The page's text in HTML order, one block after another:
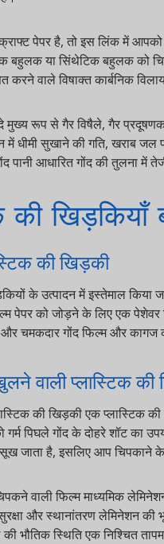
पेपर है, तो इस लिंक में आपको
या सिंथेटिक बहुलक को
वाले विषाक्त कार्बनिक
रूप से गैर विषैले, गैर
सुखाने की गति, खराब जल
आधारित गोंद की तुलना में
खिड़कियाँ
की खिड़की
के उत्पादन में इस्तेमाल किया जाने
पेपर को जोड़ने के लिए एक
गोंद फिल्म और कागज की
वाली प्लास्टिक की
की खिड़की एक प्लास्टिक की
पिघले गोंद के दोहरे शॉट का
जाता है, इसलिए आप चिपकाने के
वाली फिल्म माध्यमिक
और स्थानांतरण लेमिनेशन की
स्थिति एक निश्चित